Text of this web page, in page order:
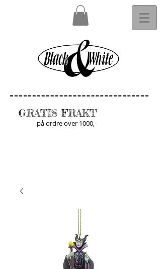
GRATIS FRAKT
på ordre over 1000,-